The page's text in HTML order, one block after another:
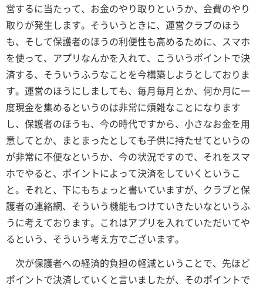
営するに当たって、お金のやり取りというか、会費のやり
取りが発生します。そういうときに、運営クラブのほう
も、そして保護者のほうの利便性も高めるために、スマホ
を使って、アプリなんかを入れて、こういうポイントで決
済する、そういうふうなことを今構築しようとしておりま
す。運営のほうにしましても、毎月毎月とか、何か月に一
度現金を集めるというのは非常に煩雑なことになります
し、保護者のほうも、今の時代ですから、小さなお金を用
意してとか、まとまったとしても子供に持たせてというの
が非常に不便なというか、今の状況ですので、それをスマ
ホでやると、ポイントによって決済をしていくというこ
と。それと、下にもちょっと書いていますが、クラブと保
護者の連絡網、そういう機能もつけていきたいなというふ
うに考えております。これはアプリを入れていただいてや
るという、そういう考え方でございます。
次が保護者への経済的負担の軽減ということで、先ほど
ポイントで決済していくと言いましたが、そのポイントで